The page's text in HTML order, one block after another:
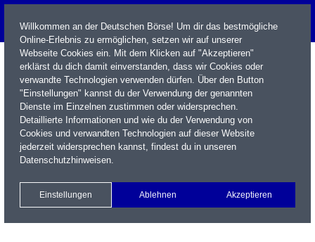
Name / WKN / ISIN / Kürzel
Xetra Realtime
Watchlist Portfolio Login
Willkommen an der Deutschen Börse! Um dir das bestmögliche
Online-Erlebnis zu ermöglichen, setzen wir auf unserer
Webseite Cookies ein. Mit dem Klicken auf "Akzeptieren"
erklärst du dich damit einverstanden, dass wir Cookies oder
verwandte Technologien verwenden dürfen. Über den Button
"Einstellungen" kannst du der Verwendung der genannten
Dienste im Einzelnen zustimmen oder widersprechen.
Detaillierte Informationen und wie du der Verwendung von
Cookies und verwandten Technologien auf dieser Website
jederzeit widersprechen kannst, findest du in unseren
Datenschutzhinweisen.
Einstellungen Ablehnen Akzeptieren